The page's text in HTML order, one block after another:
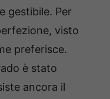
gestibile. Per
visto
preferisce.
è stato
ancora il